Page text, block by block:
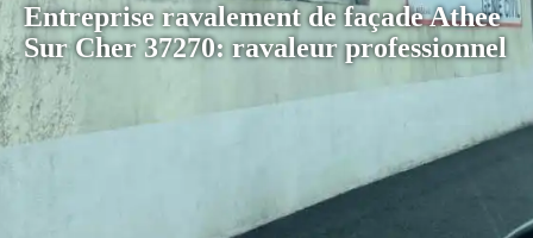
Entreprise ravalement de façade Athee
Sur Cher 37270: ravaleur professionnel